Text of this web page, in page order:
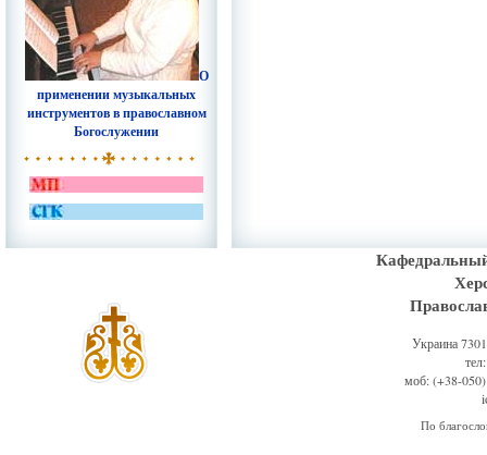
О
применении музыкальных
инструментов в православном
Богослужении
Украина
моб: (+38-
По